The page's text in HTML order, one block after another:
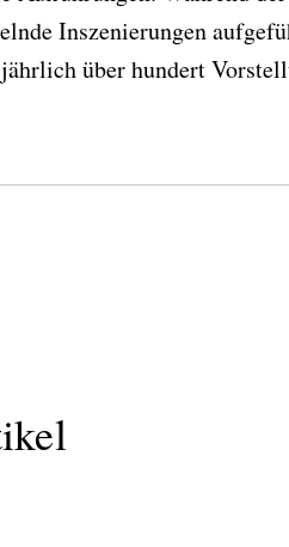
Inszenierungen
über hundert